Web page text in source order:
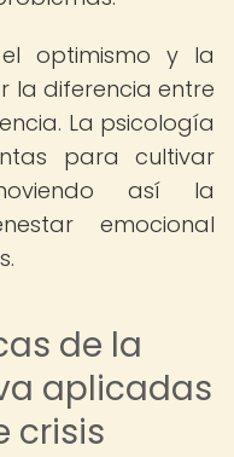
el optimismo y la
la diferencia entre
La psicología
para cultivar
así la
emocional
de la
aplicadas
crisis